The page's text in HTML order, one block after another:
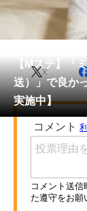
住まい
会員記事
メディア
注目記事を集
ITの今と未来
スマホと通信
進化するPC
【Mステ】「
送）」で良か
実施中】
X